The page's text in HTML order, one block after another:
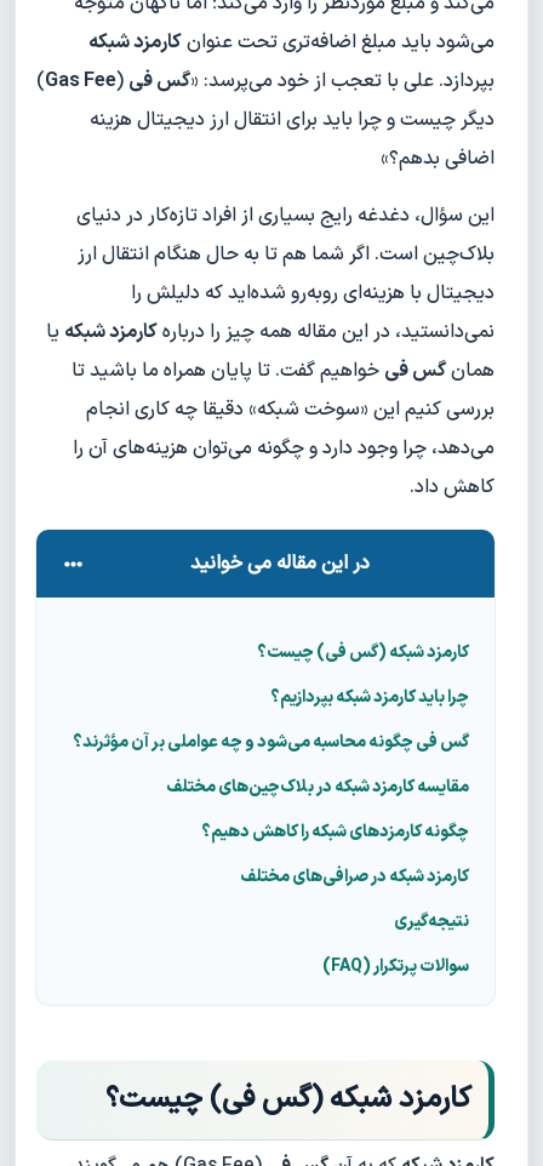
می‌شود باید مبلغ اضافه‌تری تحت عنوانکارمزد شبکه
بپردازد. علی با تعجب از خود می‌پرسد: «گس فی (
Gas Fee
)
دیگر چیست و چرا باید برای انتقال ارز دیجیتال هزینه
اضافی بدهم؟»
این سؤال، دغدغه رایج بسیاری از افراد تازه‌کار در دنیای
بلاک‌چین است. اگر شما هم تا به حال هنگام انتقال ارز
دیجیتال با هزینه‌ای روبه‌رو شده‌اید که دلیلش را
نمی‌دانستید، در این مقاله همه چیز را دربارهکارمزد شبکه یا
همانگس فی خواهیم گفت. تا پایان همراه ما باشید تا
بررسی کنیم این «سوخت شبکه» دقیقا چه کاری انجام
می‌دهد، چرا وجود دارد و چگونه می‌توان هزینه‌های آن را
کاهش داد.
در این مقاله می خوانید
کارمزد شبکه (گس فی) چیست؟
چرا باید کارمزد شبکه بپردازیم؟
گس فی چگونه محاسبه می‌شود و چه عواملی بر آن مؤثرند؟
مقایسه کارمزد شبکه در بلاک‌چین‌های مختلف
چگونه کارمزدهای شبکه را کاهش دهیم؟
کارمزد شبکه در صرافی‌های مختلف
نتیجه‌گیری
سوالات پرتکرار (FAQ)
کارمزد شبکه (گس فی) چیست؟